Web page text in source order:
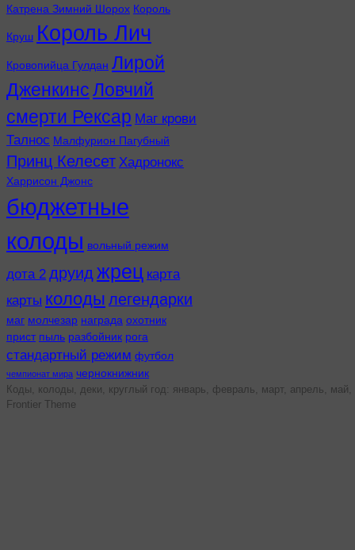
Катрена Зимний Шорох Король
Круш Король Лич
Кровопийца Гулдан Лирой
ДженкинсЛовчий
смерти Рексар Маг крови
Талнос Малфурион Пагубный
Принц Келесет Хадронокс
Харрисон Джонс
бюджетные
колоды вольный режим
дота 2 друид жрец карта
карты колоды легендарки
маг молчезар награда охотник
прист пыль разбойник рога
стандартный режим футбол
чемпионат мира чернокнижник
Коды, колоды, деки, круглый год: январь, февраль, март, апрель,
Frontier Theme